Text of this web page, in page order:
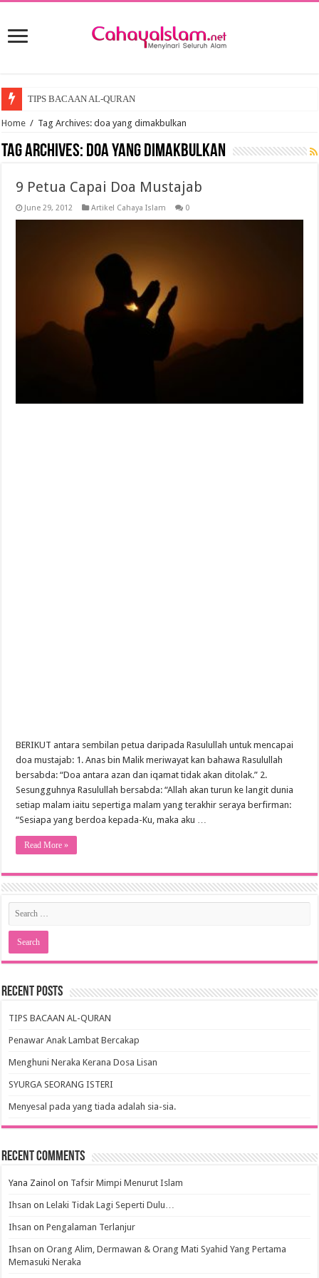
TIPS BACAAN AL-QURAN
Home / Tag Archives: doa yang dimakbulkan
Tag Archives: doa yang dimakbulkan
9 Petua Capai Doa Mustajab
June 29, 2012 Artikel Cahaya Islam 0
BERIKUT antara sembilan petua daripada Rasulullah untuk mencapai
doa mustajab: 1. Anas bin Malik meriwayat kan bahawa Rasulullah
bersabda: “Doa antara azan dan iqamat tidak akan ditolak.” 2.
Sesungguhnya Rasulullah bersabda: “Allah akan turun ke langit dunia
setiap malam iaitu sepertiga malam yang terakhir seraya berfirman:
“Sesiapa yang berdoa kepada-Ku, maka aku …
Read More »
Recent Posts
TIPS BACAAN AL-QURAN
Penawar Anak Lambat Bercakap
Menghuni Neraka Kerana Dosa Lisan
SYURGA SEORANG ISTERI
Menyesal pada yang tiada adalah sia-sia.
Recent Comments
Yana Zainol on Tafsir Mimpi Menurut Islam
Ihsan onLelaki Tidak Lagi Seperti Dulu…
Ihsan onPengalaman Terlanjur
Ihsan onOrang Alim, Dermawan & Orang Mati Syahid Yang Pertama
Memasuki Neraka